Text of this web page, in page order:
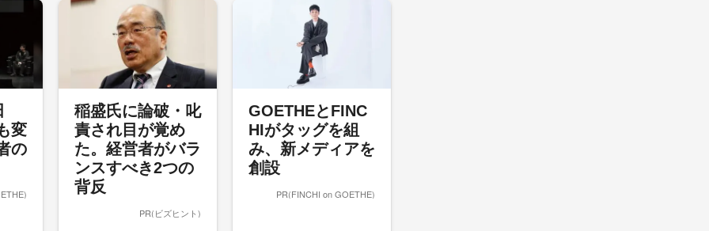
変
の
稲盛氏に論破・叱
責され目が覚め
た。経営者がバラ
ンスすべき2つの
背反
PR(ビズヒント)
GOETHEとFINC
HIがタッグを組
み、新メディアを
創設
PR(FINCHI on GOETHE)